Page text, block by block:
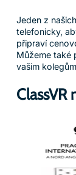
Jeden z
telefonicky,
připraví
Můžeme také
vašim
ClassVR